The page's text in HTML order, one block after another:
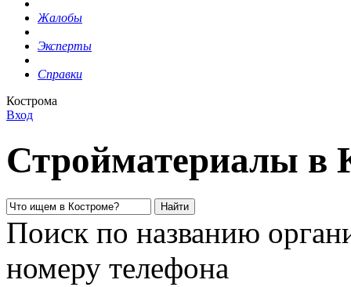
Жалобы
Эксперты
Справки
Кострома
Вход
Стройматериалы в
Поиск по названию
номеру телефона